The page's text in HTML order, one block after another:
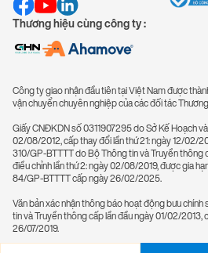
Thương hiệu cùng công ty :
Công ty giao nhận đầu tiên tại Việt Nam được
vận chuyển chuyên nghiệp của các đối tác
Giấy CNĐKDN số 0311907295 do Sở Kế Hoạch
02/08/2012, cấp thay đổi lần thứ 21: ngày 12/02/
310/GP-BTTTT do Bộ Thông tin và Truyền thông
điều chỉnh lần thứ 2: ngày 02/08/2019, được gia
84/GP-BTTTT cấp ngày 26/02/2025.
Văn bản xác nhận thông báo hoạt động bưu
tin và Truyền thông cấp lần đầu ngày 01/02/2013,
26/07/2019.